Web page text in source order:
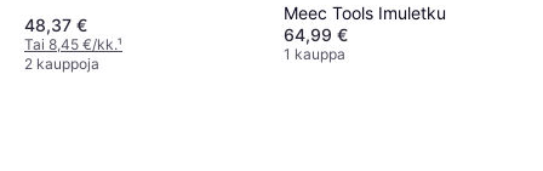
48,37 €
Tai 8,45 €/kk.¹
2 kauppoja
Meec Tools Imuletku
64,99 €
1 kauppa